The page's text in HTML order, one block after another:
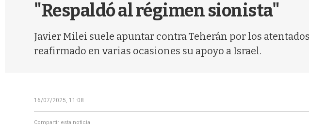
"Respaldó al régimen sionista"
Javier Milei suele apuntar contra Teherán por los atentados
reafirmado en varias ocasiones su apoyo a Israel.
16/07/2025, 11:08
Compartir esta noticia